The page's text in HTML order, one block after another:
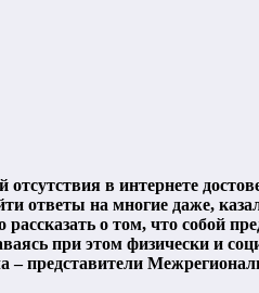
в интернете
ответы на многие даже,
о том, что собой
при этом физически и
представители